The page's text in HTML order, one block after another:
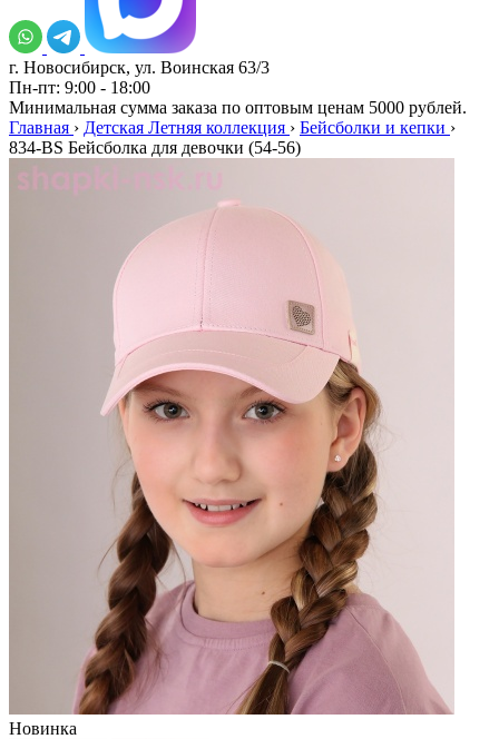
г. Новосибирск, ул. Воинская 63/3
Пн-пт: 9:00 - 18:00
Минимальная сумма заказа по оптовым ценам 5000 рублей.
Главная › Детская Летняя коллекция › Бейсболки и кепки ›
834-BS Бейсболка для девочки (54-56)
Новинка